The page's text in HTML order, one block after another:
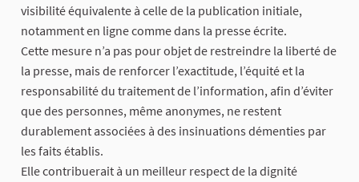
visibilité équivalente à celle de la publication initiale,
notamment en ligne comme dans la presse écrite.
Cette mesure n’a pas pour objet de restreindre la liberté de
la presse, mais de renforcer l’exactitude, l’équité et la
responsabilité du traitement de l’information, afin d’éviter
que des personnes, même anonymes, ne restent
durablement associées à des insinuations démenties par
les faits établis.
Elle contribuerait à un meilleur respect de la dignité